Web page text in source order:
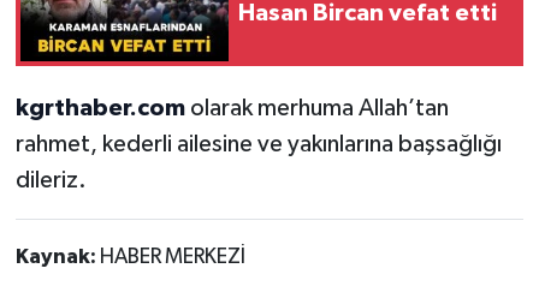
Hasan Bircan vefat etti
kgrthaber.comolarak merhuma Allah’tan
rahmet, kederli ailesine ve yakınlarına başsağlığı
dileriz.
Kaynak: HABER MERKEZİ